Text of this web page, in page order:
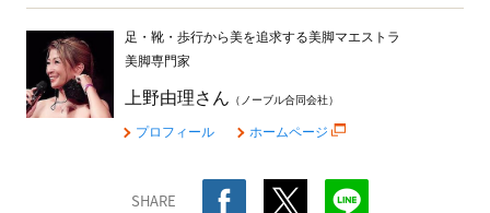
足・靴・歩行から美を追求する美脚マエストラ
美脚専門家
上野由理さん （ノーブル合同会社）
プロフィール ホームページ
SHARE